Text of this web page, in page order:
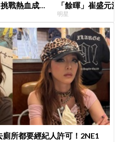
戰熱血成長
「餘暉」崔盛元
用：指甲龜裂、呼
明星
所都要經紀人許可！2NE1